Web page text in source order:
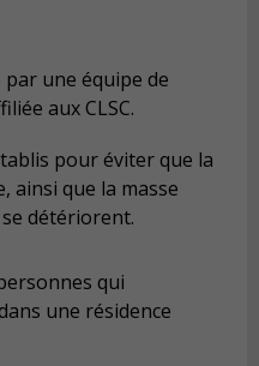
une équipe de
aux CLSC.
pour éviter que la
ainsi que la masse
détériorent.
qui
une résidence